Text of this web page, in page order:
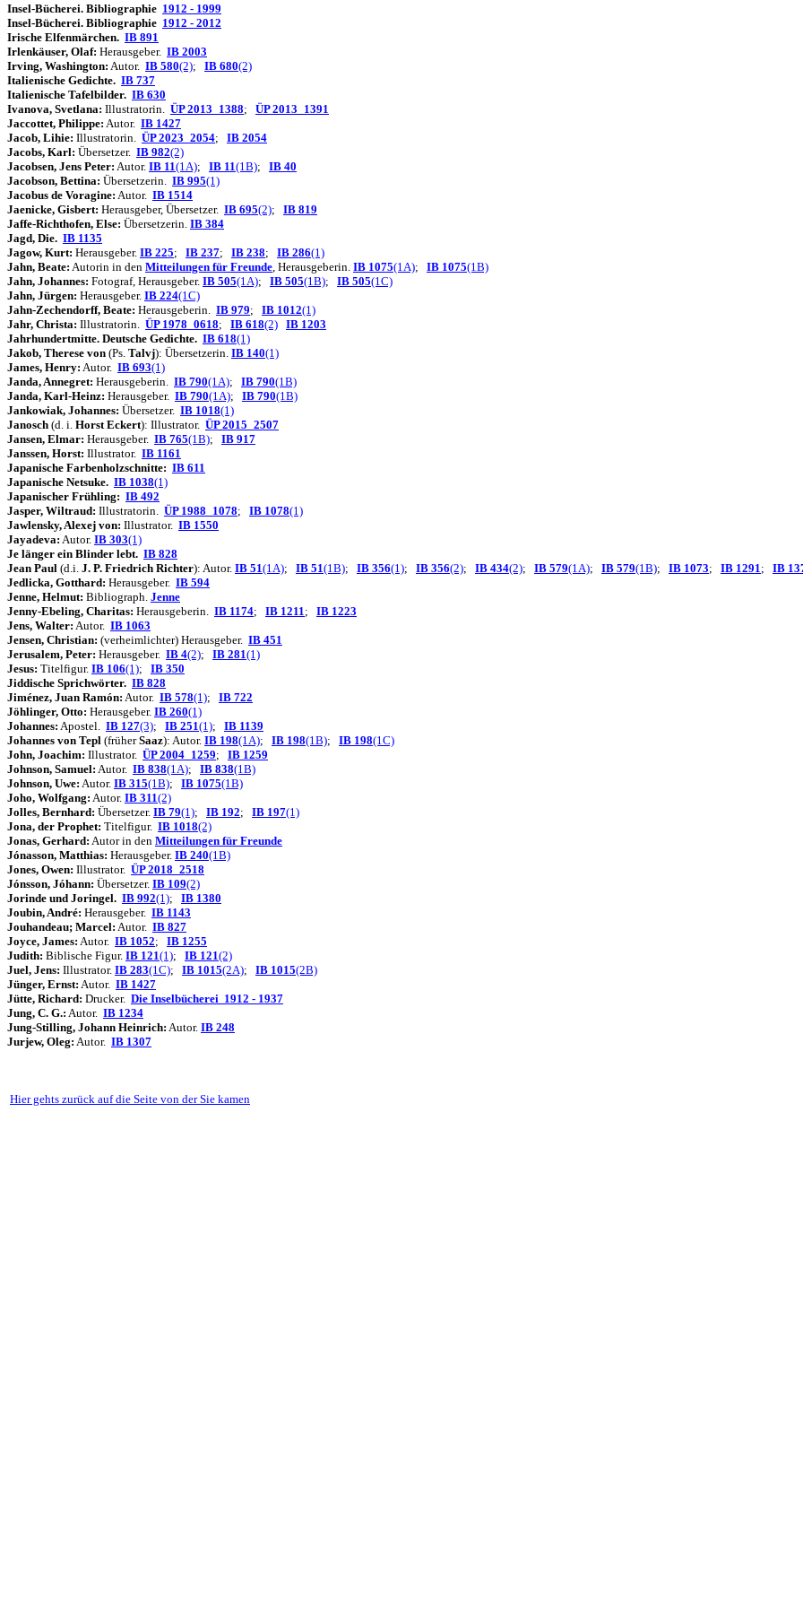
Insel-Bücherei. Bibliographie 1912 - 1999
Insel-Bücherei. Bibliographie 1912 - 2012
Irische Elfenmärchen. IB 891
Irlenkäuser, Olaf: Herausgeber. IB 2003
Irving, Washington: Autor. IB 580(2); IB 680(2)
Italienische Gedichte. IB 737
Italienische Tafelbilder. IB 630
Ivanova, Svetlana: Illustratorin. ÜP 2013_1388; ÜP 2013_1391
Jaccottet, Philippe: Autor. IB 1427
Jacob, Lihie: Illustratorin. ÜP 2023_2054; IB 2054
Jacobs, Karl: Übersetzer. IB 982(2)
Jacobsen, Jens Peter: Autor. IB 11(1A); IB 11(1B); IB 40
Jacobson, Bettina: Übersetzerin. IB 995(1)
Jacobus de Voragine: Autor. IB 1514
Jaenicke, Gisbert: Herausgeber, Übersetzer. IB 695(2);
IB 819
Jaffe-Richthofen, Else: Übersetzerin. IB 384
Jagd, Die. IB 1135
Jagow, Kurt: Herausgeber. IB 225; IB 237; IB 238; IB 286(1)
Jahn, Beate: Autorin in den Mitteilungen für Freunde, Herausgeberin. IB 1075(1A); IB 1075(1B)
Jahn, Johannes: Fotograf, Herausgeber. IB 505(1A); IB 505(1B); IB 505(1C)
Jahn, Jürgen: Herausgeber. IB 224(1C)
Jahn-Zechendorff, Beate: Herausgeberin. IB 979; IB 1012(1)
Jahr, Christa: Illustratorin. ÜP 1978_0618; IB 618(2) IB 1203
Jahrhundertmitte. Deutsche Gedichte. IB 618(1)
Jakob, Therese von (Ps. Talvj): Übersetzerin. IB 140(1)
James, Henry: Autor. IB 693(1)
Janda, Annegret: Herausgeberin. IB 790(1A); IB 790(1B)
Janda, Karl-Heinz: Herausgeber. IB 790(1A); IB 790(1B)
Jankowiak, Johannes: Übersetzer. IB 1018(1)
Janosch (d. i. Horst Eckert): Illustrator. ÜP 2015_2507
Jansen, Elmar: Herausgeber. IB 765(1B); IB 917
Janssen, Horst: Illustrator. IB 1161
Japanische Farbenholzschnitte: IB 611
Japanische Netsuke. IB 1038(1)
Japanischer Frühling: IB 492
Jasper, Wiltraud: Illustratorin. ÜP 1988_1078; IB 1078(1)
Jawlensky, Alexej von: Illustrator. IB 1550
Jayadeva: Autor. IB 303(1)
Je länger ein Blinder lebt. IB 828
Jean Paul (d.i. J. P. Friedrich Richter): Autor. IB 51(1A); IB 51(1B); IB 356(1); IB 356(2); IB 434(2); IB 579(1A); IB 579(1B); IB 1073; IB 1291; IB
Jedlicka, Gotthard: Herausgeber. IB 594
Jenne, Helmut: Bibliograph. Jenne
Jenny-Ebeling, Charitas: Herausgeberin. IB 1174; IB 1211; IB 1223
Jens, Walter: Autor. IB 1063
Jensen, Christian: (verheimlichter) Herausgeber. IB 451
Jerusalem, Peter: Herausgeber. IB 4(2); IB 281(1)
Jesus: Titelfigur. IB 106(1); IB 350
Jiddische Sprichwörter. IB 828
Jiménez, Juan Ramón: Autor. IB 578(1); IB 722
Jöhlinger, Otto: Herausgeber. IB 260(1)
Johannes: Apostel. IB 127(3); IB 251(1); IB 1139
Johannes von Tepl (früherSaaz): Autor. IB 198(1A); IB 198(1B); IB 198(1C)
John, Joachim: Illustrator. ÜP 2004_1259; IB 1259
Johnson, Samuel: Autor. IB 838(1A); IB 838(1B)
Johnson, Uwe: Autor. IB 315(1B); IB 1075(1B)
Joho, Wolfgang: Autor. IB 311(2)
Jolles, Bernhard: Übersetzer. IB 79(1); IB 192; IB 197(1)
Jona, der Prophet: Titelfigur. IB 1018(2)
Jonas, Gerhard: Autor in den Mitteilungen für Freunde
Jónasson, Matthias: Herausgeber. IB 240(1B)
Jones, Owen: Illustrator. ÜP 2018_2518
Jónsson, Jóhann: Übersetzer. IB 109(2)
Jorinde und Joringel. IB 992(1); IB 1380
Joubin, André: Herausgeber. IB 1143
Jouhandeau; Marcel: Autor. IB 827
Joyce, James: Autor. IB 1052; IB 1255
Judith: Biblische Figur. IB 121(1); IB 121(2)
Juel, Jens: Illustrator. IB 283(1C); IB 1015(2A); IB 1015(2B)
Jünger, Ernst: Autor. IB 1427
Jütte, Richard: Drucker. Die Inselbücherei 1912 - 1937
Jung, C. G.: Autor. IB 1234
Jung-Stilling, Johann Heinrich: Autor. IB 248
Jurjew, Oleg: Autor. IB 1307
Hier gehts zurück auf die Seite von der Sie kamen